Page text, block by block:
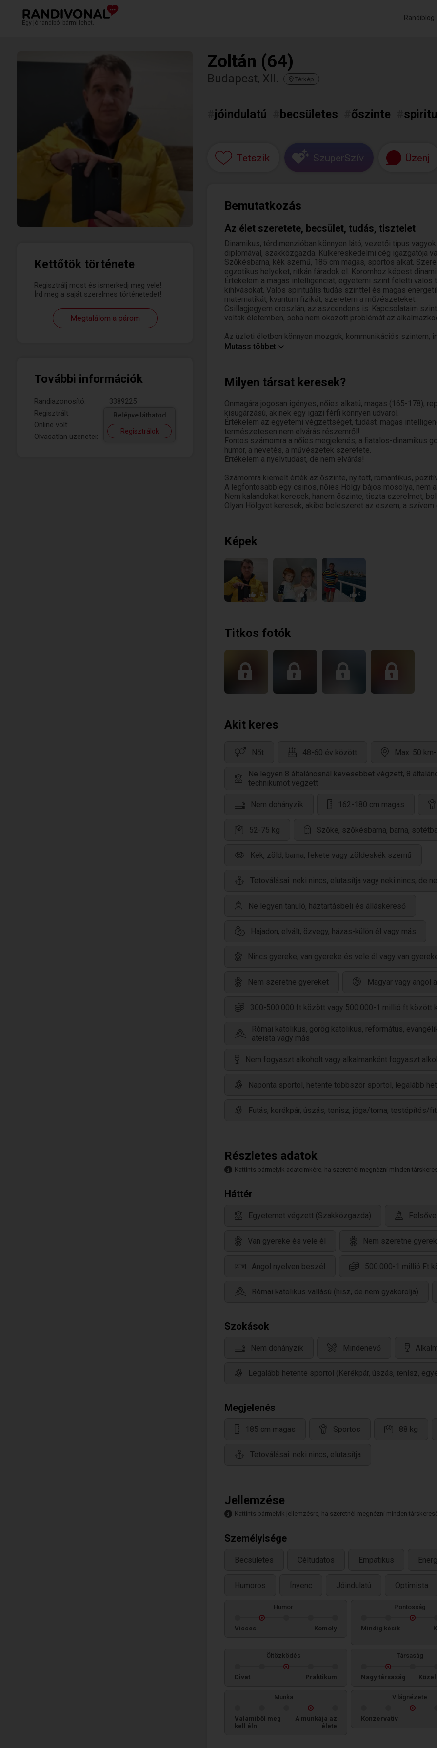
Egy jó randiból bármi lehet.
Randiblog
Kettőtök története
Regisztrálj most és ismerkedj meg vele!
Írd meg a saját szerelmes történetedet!
Megtalálom a párom
További információk
Randiazonosító:
3389225
Regisztrált:
Online volt:
Olvasatlan üzenetei:
Belépve láthatod
Regisztrálok
Zoltán (64)
Budapest, XII. Térkép
jóindulatú becsületes őszinte
Tetszik SzuperSzív Üzenj
Bemutatkozás
Az élet szeretete, becsület, tudás, tisztelet
Dinamikus, térdimenzióban könnyen látó, vezetői típus
diplomával, szakközgazda. Külkereskedelmi cég igazgatója
Szőkésbarna, kék szemű, 185 cm magas, sportos alkat.
egzotikus helyeket, ritkán fáradok el. Koromhoz képest
Értékelem a magas intelligenciát, egyetemi szint feletti
kihívásokat. Valós spirituális tudás szinttel és magas
matematikát, kvantum fizikát, szeretem a művészeteket.
Csillagjegyem oroszlán, az aszcendens is. Kapcsolataim
voltak életemben, soha nem okozott problémát az
Az üzleti életben könnyen mozgok, kommunikációs szintem,
kiegyensúlyozott, romantikus típus vagyok, aki mosollyal tud
Romantikus, érzéki típus vagyok, aki nem tudja egyedül
Szerencsésen nincs betegségem, nem szedek gyógyszert,
iszom alkoholt, nincs semmilyen káros szenvedélyem,
Reflexeim jók, természetes számomra az egészséges
Fontosnak érzem leírni, nincs semmilyen lelki sérülésem,
Hölgyekkel kapcsolatosan, nincsenek megoldatlan lelki
nyitottság, az őszinteség, a bizalom!
Őszintén értékelem és tisztelem a női nemet, mely nélkül
Számomra természetes különleges Hölgyek társasága,
számomra a női energetika, mely hiányzik belőlem, mely
Keresek egy nőies alkatú, romantikus, intelligens, dinamikus,
igényes 168 - 178 cm magas hölgyet, 46-58 év között.
Kizáró ok számomra egy Hölgy esetében: ha nem pozitív a
Természetesen értékelem a tudást, a tudományos munkát, a
önmagára jogosan igényes, csinos Hölgy bájos mosolya,
Nem kalandot keresek, hanem tartós kapcsolatot, őszinte
Tisztelt Hölgyem, ha Ön ilyen típus érdeklődésével,
előre is külön köszönök!
Mutass többet
Milyen társat keresek?
Önmagára jogosan igényes, nőies alkatú, magas (165-178),
kisugárzású, akinek egy igazi férfi könnyen udvarol.
Értékelem az egyetemi végzettséget, tudást, magas
természetesen nem elvárás részemről!
Fontos számomra a nőies megjelenés, a fiatalos-dinamikus
humor, a nevetés, a művészetek szeretete.
Értékelem a nyelvtudást, de nem elvárás!
Számomra kiemelt érték az őszinte, nyitott, romantikus,
A legfontosabb egy csinos, nőies Hölgy bájos mosolya, nem
Nem kalandokat keresek, hanem őszinte, tiszta szerelmet,
Olyan Hölgyet keresek, akibe beleszeret az eszem, a szívem
Képek
14 11 6
Titkos fotók
Akit keres
Nőt 48-60 év között Max. 50
Ne legyen 8 általánosnál kevesebbet végzett, 8
technikumot végzett
Nem dohányzik 162-180 cm magas
52-75 kg Szőke, szőkésbarna, barna,
Kék, zöld, barna, fekete vagy zöldeskék szemű
Tetoválásai: neki nincs, elutasítja vagy neki nincs, de
Ne legyen tanuló, háztartásbeli és álláskereső
Hajadon, elvált, özvegy, házas-külön él vagy más
Nincs gyereke, van gyereke és vele él vagy van
Nem szeretne gyereket Magyar vagy angol
300-500.000 ft között vagy 500.000-1 millió ft között
Római katolikus, görög katolikus, református,
ateista vagy más
Nem fogyaszt alkoholt vagy alkalmanként fogyaszt
Naponta sportol, hetente többször sportol, legalább
Futás, kerékpár, úszás, tenisz, jóga/torna, testépítés/
Részletes adatok
Kattints bármelyik adatcímkére, ha szeretnél megnézni minden
Háttér
Egyetemet végzett (Szakközgazda)
Van gyereke és vele él Nem szeretne
Angol nyelven beszél 500.000-1 millió Ft
Római katolikus vallású (hisz, de nem gyakorolja)
Szokások
Nem dohányzik Mindenevő
Legalább hetente sportol (Kerékpár, úszás, tenisz,
Megjelenés
185 cm magas Sportos 88 kg
Tetoválásai: neki nincs, elutasítja
Jellemzése
Kattints bármelyik jellemzésre, ha szeretnél megnézni minden
Személyisége
Becsületes Céltudatos Empatikus
Humoros Ínyenc Jóindulatú Optimista
Humor
Vicces Komoly
Pontosság
Mindig késik
Öltözködés
Divat Praktikum
Társaság
Nagy társaság
Munka
Valamiből meg
kell élni
A munkája az
élete
Világnézete
Konzervatív